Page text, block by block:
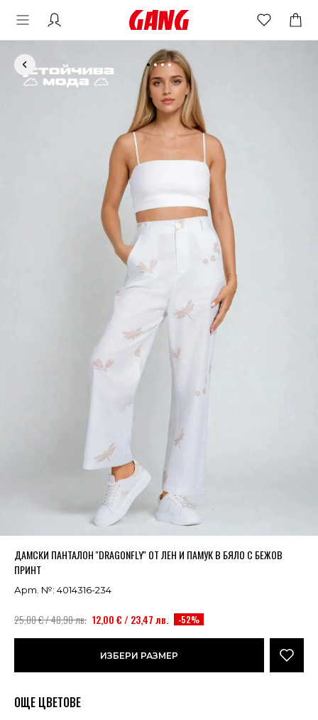
ДАМСКИ ПАНТАЛОН ''DRAGONFLY'' ОТ ЛЕН И ПАМУК В БЯЛО С БЕЖОВ
ПРИНТ
Арт. №: 4014316-234
25,00 € / 48,90 лв. 12,00 € / 23,47 лв. -52%
ИЗБЕРИ РАЗМЕР
ОЩЕ ЦВЕТОВЕ